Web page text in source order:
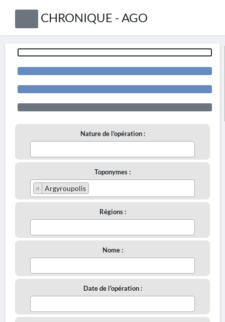
CHRONIQUE - AGO
Nature de l'opération :
Toponymes :
× Argyroupolis
Régions :
Nome :
Date de l'opération :